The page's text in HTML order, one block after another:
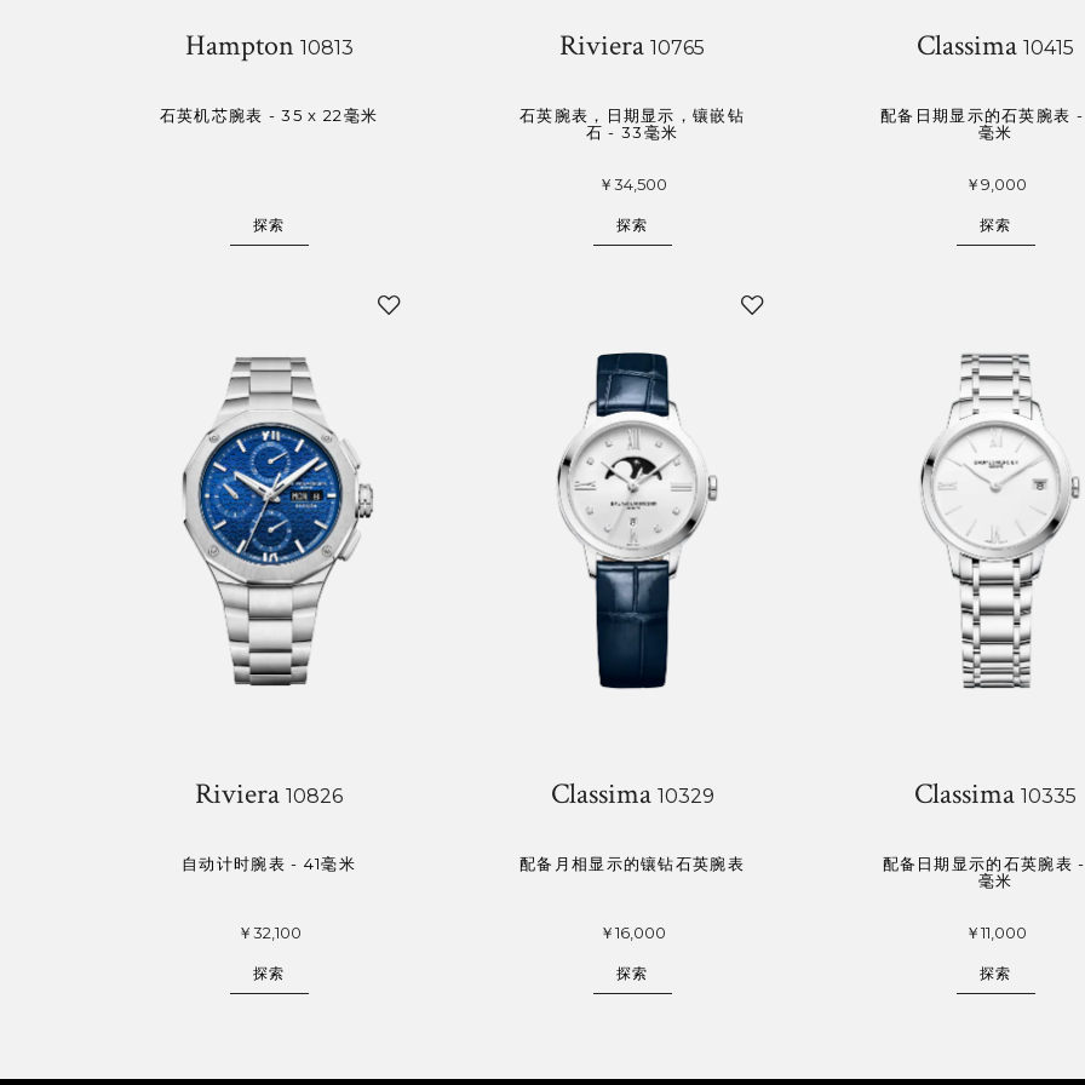
Hampton 10813
石英机芯腕表 - 35 x 22毫米
探索
Riviera 10765
石英腕表，日期显示，镶嵌钻
石 - 33毫米
￥34,500
探索
Classima 10415
配备日期显示的石英腕表
毫米
￥9,000
探索
Riviera 10826
自动计时腕表 - 41毫米
￥32,100
探索
Classima 10329
配备月相显示的镶钻石英腕表
￥16,000
探索
Classima 10335
配备日期显示的石英腕表
毫米
￥11,000
探索